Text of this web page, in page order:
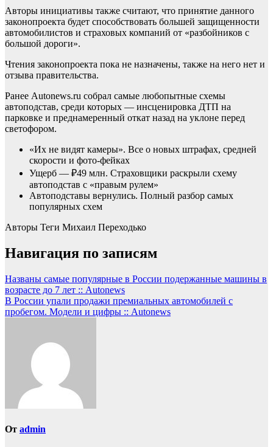
Авторы инициативы также считают, что принятие данного
законопроекта будет способствовать большей защищенности
автомобилистов и страховых компаний от «разбойников с
большой дороги».
Чтения законопроекта пока не назначены, также на него нет и
отзыва правительства.
Ранее Autonews.ru собрал самые любопытные схемы
автоподстав, среди которых — инсценировка ДТП на
парковке и преднамеренный откат назад на уклоне перед
светофором.
«Их не видят камеры». Все о новых штрафах, средней
скорости и фото-фейках
Ущерб — ₽49 млн. Страховщики раскрыли схему
автоподстав с «правым рулем»
Автоподставы вернулись. Полный разбор самых
популярных схем
Авторы Теги Михаил Переходько
Навигация по записям
Названы самые популярные в России подержанные машины в
возрасте до 7 лет :: Autonews
В России упали продажи премиальных автомобилей с
пробегом. Модели и цифры :: Autonews
От admin